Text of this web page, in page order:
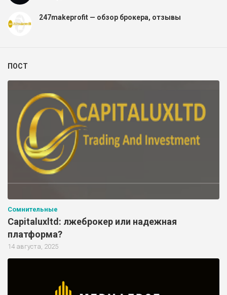
247makeprofit — обзор брокера, отзывы
ПОСТ
Сомнительные
Capitaluxltd: лжеброкер или надежная
платформа?
14 августа, 2025